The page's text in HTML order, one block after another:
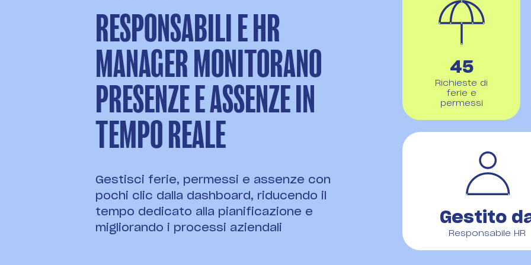
RESPONSABILI E HR
MANAGER MONITORANO
PRESENZE E ASSENZE IN
TEMPO REALE
Gestisci ferie, permessi e assenze con
pochi clic dalla dashboard, riducendo il
tempo dedicato alla pianificazione e
migliorando i processi aziendali
45
Richieste di
ferie e
permessi
Gestito
Responsabile HR